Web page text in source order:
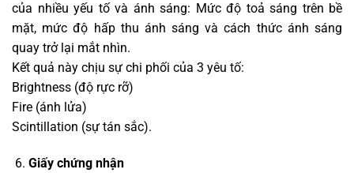
của nhiều yếu tố và ánh sáng: Mức độ toả sáng trên bề
mặt, mức độ hấp thu ánh sáng và cách thức ánh sáng
quay trở lại mắt nhìn.
Kết quả này chịu sự chi phối của 3 yêu tố:
Brightness (độ rực rỡ)
Fire (ánh lửa)
Scintillation (sự tán sắc).
Giấy chứng nhận